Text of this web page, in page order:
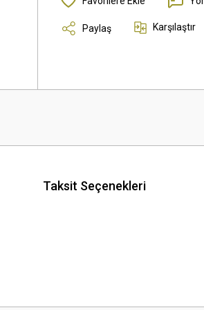
Paylaş Karşılaştır
Taksit Seçenekleri